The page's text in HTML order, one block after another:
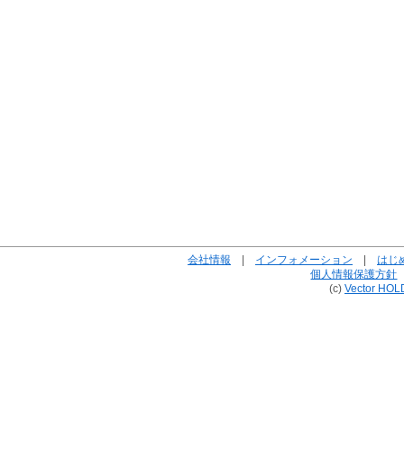
会社情報 インフォメーション
はじ
個人情報保護方針
(c) Vector